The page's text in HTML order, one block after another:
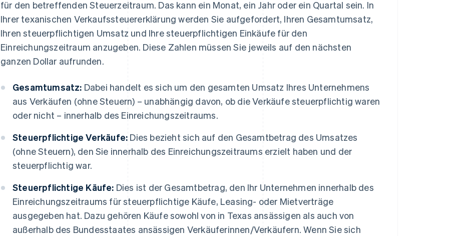
für den betreffenden Steuerzeitraum. Das kann ein Monat, ein Jahr oder ein Quartal sein. In
Ihrer texanischen Verkaufssteuererklärung werden Sie aufgefordert, Ihren Gesamtumsatz,
Ihren steuerpflichtigen Umsatz und Ihre steuerpflichtigen Einkäufe für den
Einreichungszeitraum anzugeben. Diese Zahlen müssen Sie jeweils auf den nächsten
ganzen Dollar aufrunden.
Gesamtumsatz: Dabei handelt es sich um den gesamten Umsatz Ihres Unternehmens
aus Verkäufen (ohne Steuern) – unabhängig davon, ob die Verkäufe steuerpflichtig waren
oder nicht – innerhalb des Einreichungszeitraums.
Steuerpflichtige Verkäufe: Dies bezieht sich auf den Gesamtbetrag des Umsatzes
(ohne Steuern), den Sie innerhalb des Einreichungszeitraums erzielt haben und der
steuerpflichtig war.
Steuerpflichtige Käufe: Dies ist der Gesamtbetrag, den Ihr Unternehmen innerhalb des
Einreichungszeitraums für steuerpflichtige Käufe, Leasing- oder Mietverträge
ausgegeben hat. Dazu gehören Käufe sowohl von in Texas ansässigen als auch von
außerhalb des Bundesstaates ansässigen Verkäuferinnen/Verkäufern. Wenn Sie sich